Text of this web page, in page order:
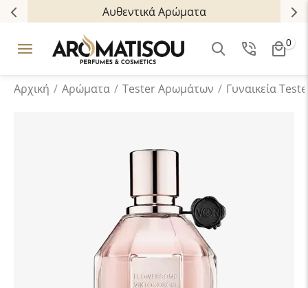
Αυθεντικά Αρώματα
0
Αρχική / Αρώματα / Tester Aρωμάτων / Γυναικεία